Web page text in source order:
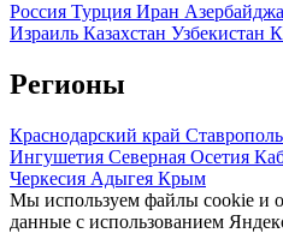
Россия Турция Иран
Израиль Казахстан Узбекистан
Регионы
Краснодарский край
Ингушетия Северная Осетия
Черкесия Адыгея Крым
Мы используем файлы cookie и
данные с использованием